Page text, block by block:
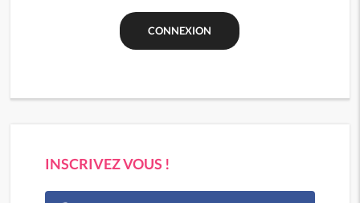
INSCRIVEZ VOUS !